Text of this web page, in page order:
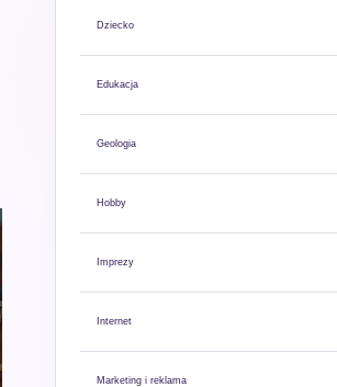
Dziecko
Edukacja
Geologia
Hobby
Imprezy
Internet
Marketing i reklama